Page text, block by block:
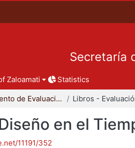
Secretaría
Zaloamati Statistics
Departamento de Evaluación del Diseño en el Tiempo
en el
11191/352